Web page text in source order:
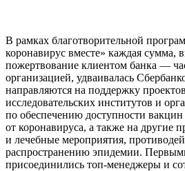
В рамках благотворительной
коронавирус вместе» каждая сумма,
пожертвование клиентом банка —
организацией, удваивалась
направляются на поддержку
исследовательских институтов и
по обеспечению доступности вакцин
от коронавируса, а также на другие
и лечебные мероприятия,
распространению эпидемии.
присоединились топ-менеджеры и